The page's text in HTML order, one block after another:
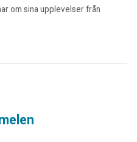
om sina upplevelser från